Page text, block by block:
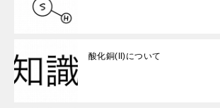
酸化銅(II)について